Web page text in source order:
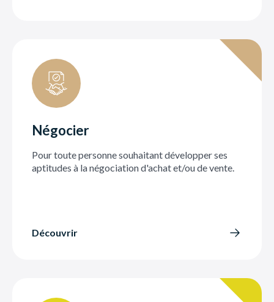
Négocier
Pour toute personne souhaitant développer ses
aptitudes à la négociation d'achat et/ou de vente.
Découvrir